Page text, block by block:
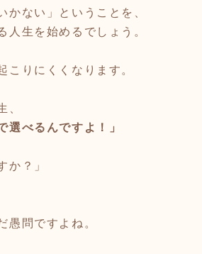
かない」ということを、
人生を始めるでしょう。
こりにくくなります。
、
選べるんですよ！」
か？」
愚問ですよね。